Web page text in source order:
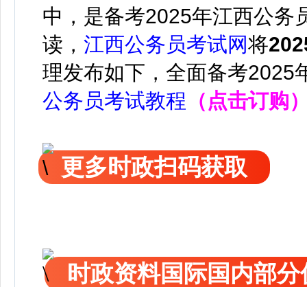
中，是备考2025年江西公务
读， 江西公务员考试网将
理发布如下， 全面备考2025
公务员考试教程 （点击订购
更多时政扫码获取
时政资料国际国内部